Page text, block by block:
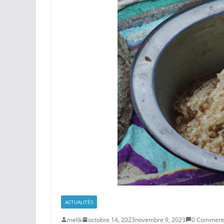
ACTUALITÉS
melik octobre 14, 2023novembre 9, 2023 0